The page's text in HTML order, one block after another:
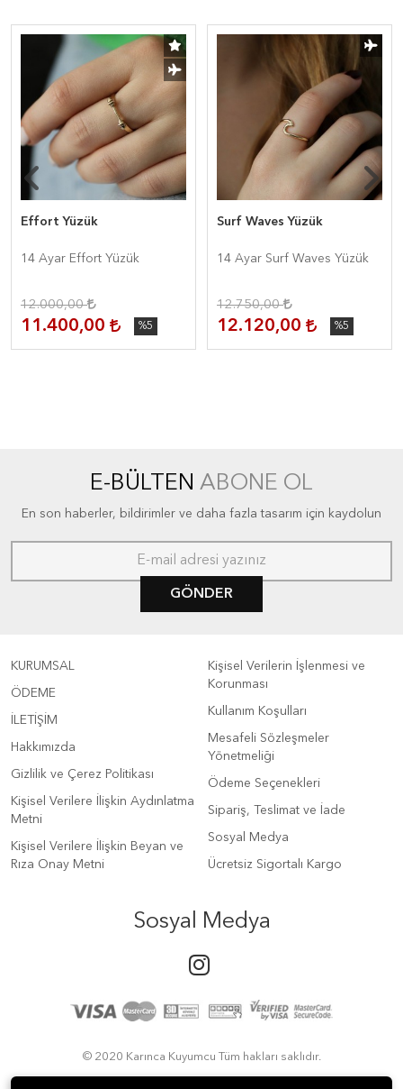
Effort Yüzük
14 Ayar Effort Yüzük
12.000,00
11.400,00 %5
Surf Waves Yüzük
14 Ayar Surf Waves Yüzük
12.750,00
12.120,00 %5
E-BÜLTEN ABONE OL
En son haberler, bildirimler ve daha fazla tasarım için kaydolun
GÖNDER
KURUMSAL
ÖDEME
İLETİŞİM
Hakkımızda
Gizlilik ve Çerez Politikası
Kişisel Verilere İlişkin Aydınlatma
Metni
Kişisel Verilere İlişkin Beyan ve
Rıza Onay Metni
Kişisel Verilerin İşlenmesi ve
Korunması
Kullanım Koşulları
Mesafeli Sözleşmeler
Yönetmeliği
Ödeme Seçenekleri
Sipariş, Teslimat ve İade
Sosyal Medya
Ücretsiz Sigortalı Kargo
Sosyal Medya
© 2020 Karınca Kuyumcu Tüm hakları saklıdır.